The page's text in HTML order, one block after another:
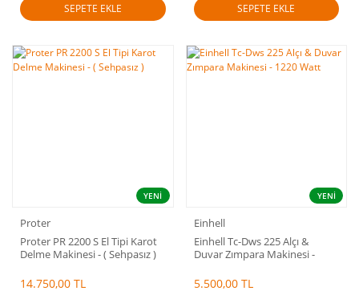
SEPETE EKLE SEPETE EKLE
YENİ
Proter
Proter PR 2200 S El Tipi Karot
Delme Makinesi - ( Sehpasız )
14.750,00 TL
YENİ
Einhell
Einhell Tc-Dws 225 Alçı &
Duvar Zımpara Makinesi -
5.500,00 TL